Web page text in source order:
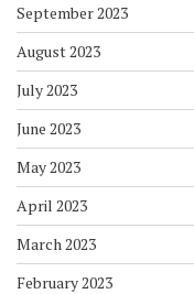
September 2023
August 2023
July 2023
June 2023
May 2023
April 2023
March 2023
February 2023